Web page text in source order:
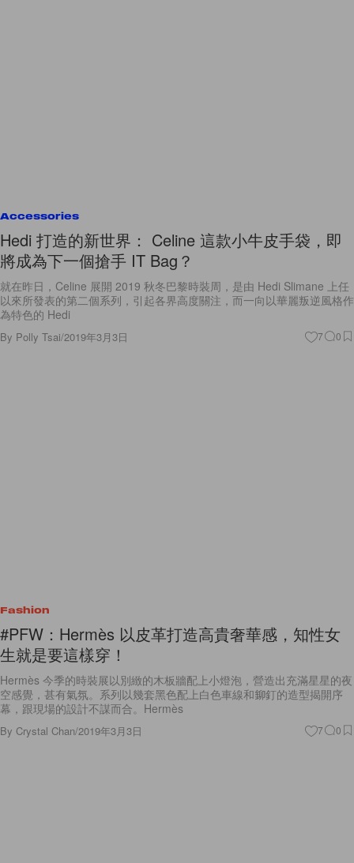
Hedi 打造的新世界： Celine 這款小牛皮手袋，即
將成為下一個搶手 IT Bag？
就在昨日，Celine 展開 2019 秋冬巴黎時裝周，是由 Hedi Slimane 上任
為特色的 Hedi
ByPolly Tsai/2019年3月3日
#PFW：Hermès 以皮革打造高貴奢華感，知性女
生就是要這樣穿！
Hermès 今季的時裝展以別緻的木板牆配上小燈泡，營造出充滿星星的夜
幕，跟現場的設計不謀而合。Hermès
By Crystal Chan/2019年3月3日